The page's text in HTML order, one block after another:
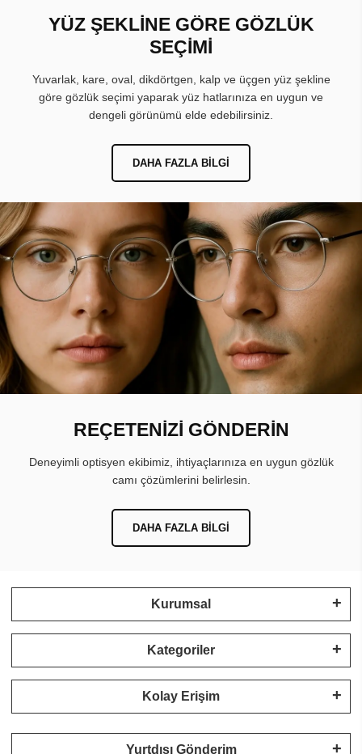
YÜZ ŞEKLİNE GÖRE GÖZLÜK
SEÇİMİ
Yuvarlak, kare, oval, dikdörtgen, kalp ve üçgen yüz şekline
göre gözlük seçimi yaparak yüz hatlarınıza en uygun ve
dengeli görünümü elde edebilirsiniz.
DAHA FAZLA BILGI
REÇETENİZİ GÖNDERİN
Deneyimli optisyen ekibimiz, ihtiyaçlarınıza en uygun gözlük
camı çözümlerini belirlesin.
DAHA FAZLA BILGI
Kurumsal
Kategoriler
Kolay Erişim
Yurtdışı Gönderim